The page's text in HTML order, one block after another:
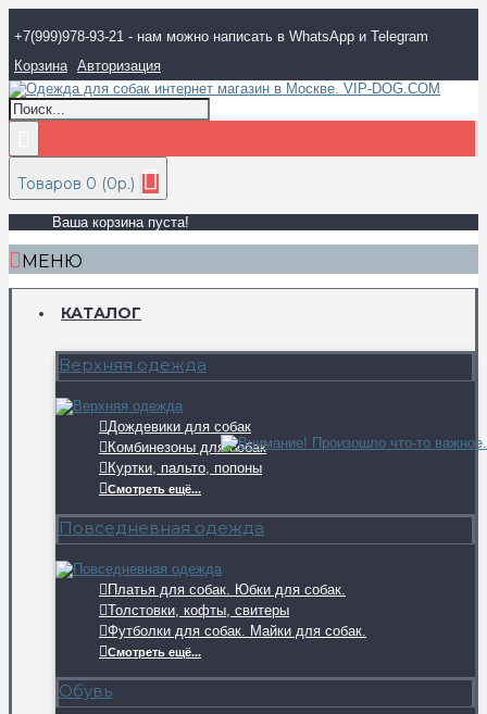
+7(999)978-93-21 - нам можно написать в WhatsApp и Telegram
Корзина Авторизация
Товаров 0 (0р.)
Ваша корзина пуста!
МЕНЮ
КАТАЛОГ
Верхняя одежда
Дождевики для собак
Комбинезоны для собак
Куртки, пальто, попоны
Смотреть ещё...
Повседневная одежда
Платья для собак. Юбки для собак.
Толстовки, кофты, свитеры
Футболки для собак. Майки для собак.
Смотреть ещё...
Обувь